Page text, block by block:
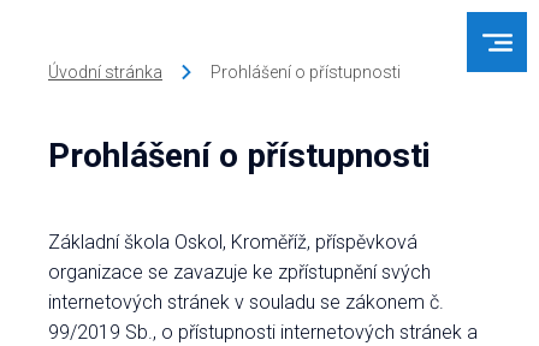
Úvodní stránka Prohlášení o přístupnosti
Prohlášení o přístupnosti
Základní škola Oskol, Kroměříž, příspěvková
organizace se zavazuje ke zpřístupnění svých
internetových stránek v souladu se zákonem č.
99/2019 Sb., o přístupnosti internetových stránek a